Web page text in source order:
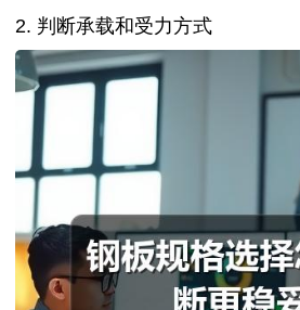
2. 判断承载和受力方式